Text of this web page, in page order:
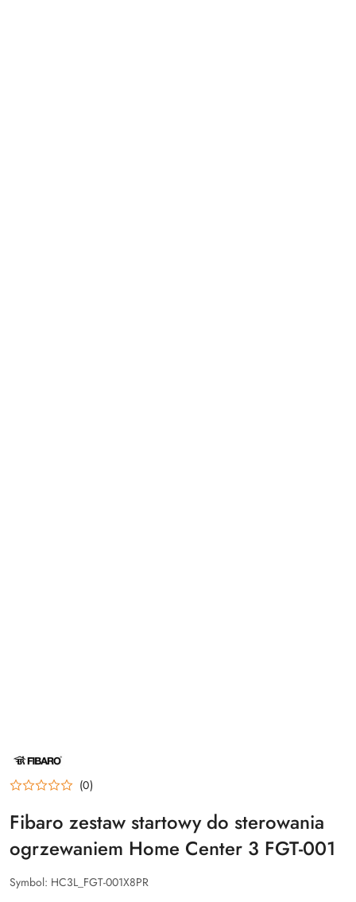
NAZWA
PRODUCENTA:
FIBARO
(0)
Fibaro zestaw startowy do sterowania
ogrzewaniem Home Center 3 FGT-001
Symbol: HC3L_FGT-001X8PR